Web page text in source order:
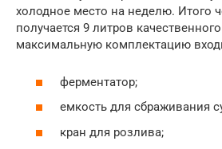
холодное место на неделю. Итого
получается 9 литров
максимальную комплектацию
ферментатор;
емкость для сбраживания
кран для розлива;